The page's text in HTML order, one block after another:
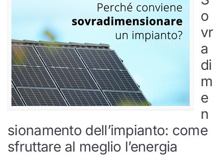
o
vr
a
di
m
e
n
sionamento dell’impianto: come
sfruttare al meglio l’energia